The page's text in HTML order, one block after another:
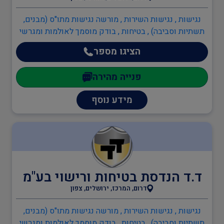
מהנדסים והנדסאים
מעבדות מוסמכות
נגישות , נגישות השירות , מורשה נגישות מתו"ס (מבנים,
תשתיות וסביבה) , בטיחות , בודק מוסמך לאולמות ומגרשי
ספורט , עורך מבדקי בטיחות במוסדות חינוך , מדריך עבודה
בגובה , מהנדס בטיחות , ממונה בטיחות בעבודה , ממונה
בטיחות אש , כיבוי אש , כתיבה/עדכון תיק שטח ,
כתיבה/עדכון תיק מפעל , תכנון מערכי בטיחות אש , יועץ
בטיחות אש , ממונה בטיחות אש , מהנדסים והנדסאים ,
הנדסאי אדריכלות ועיצוב פנים , מהנדסי בטיחות
הציגו מספר
פנייה מהירה
מידע נוסף
ד.ד הנדסת בטיחות ורישוי בע"מ
דרום, המרכז, ירושלים, צפון
נגישות , נגישות השירות , מורשה נגישות מתו"ס (מבנים,